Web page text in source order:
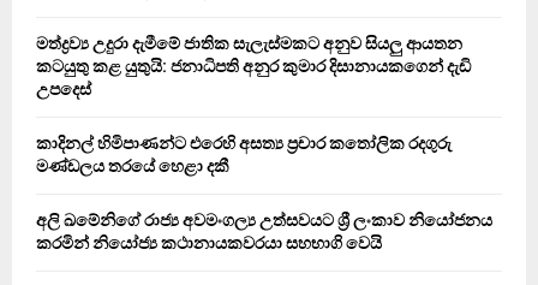
H
මත්ද්‍රව්‍ය උදුරා දැමීමේ ජාතික සැලැස්මකට අනුව සියලු ආයතන
කටයුතු කළ යුතුයි: ජනාධිපති අනුර කුමාර දිසානායකගෙන් දැඩි
උපදෙස්
කාදිනල් හිමිපාණන්ට එරෙහි අසත්‍ය ප්‍රචාර කතෝලික රදගුරු
මණ්ඩලය තරයේ හෙළා දකී
අලි ඛමේනිගේ රාජ්‍ය අවමංගල්‍ය උත්සවයට ශ්‍රී ලංකාව නියෝජනය
කරමින් නියෝජ්‍ය කථානායකවරයා සහභාගි වෙයි